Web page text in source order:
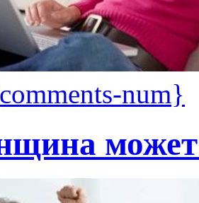
num}
может